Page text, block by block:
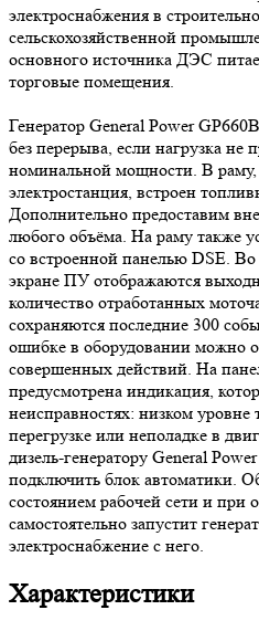
электроснабжения в
сельскохозяйственной
основного источника ДЭС
торговые помещения.
Генератор General Power
без перерыва, если нагрузка не
номинальной мощности. В раму,
электростанция, встроен
Дополнительно предоставим
любого объёма. На раму также
со встроенной панелью DSE.
экране ПУ отображаются
количество отработанных
сохраняются последние 300
ошибке в оборудовании можно
совершенных действий. На
предусмотрена индикация,
неисправностях: низком уровне
перегрузке или неполадке в
дизель-генератору General
подключить блок автоматики.
состоянием рабочей сети и
самостоятельно запустит
электроснабжение с него.
Характеристики